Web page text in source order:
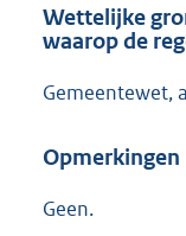
Wettelijke
waarop de
Gemeentewet,
Geen.